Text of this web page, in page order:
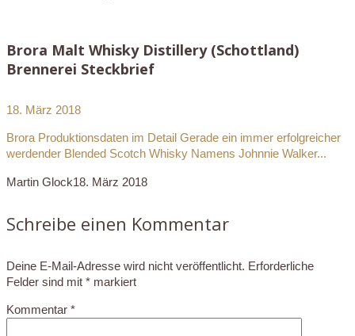
Brora Malt Whisky Distillery (Schottland)
Brennerei Steckbrief
18. März 2018
Brora Produktionsdaten im Detail Gerade ein immer erfolgreicher
werdender Blended Scotch Whisky Namens Johnnie Walker...
Martin Glock18. März 2018
Schreibe einen Kommentar
Deine E-Mail-Adresse wird nicht veröffentlicht. Erforderliche
Felder sind mit * markiert
Kommentar *